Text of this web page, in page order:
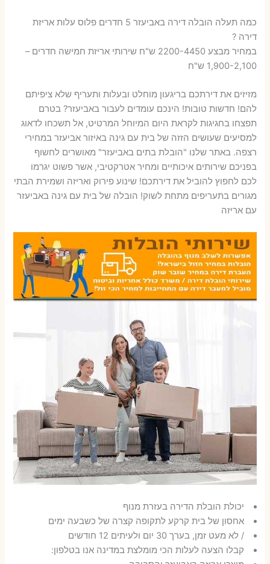
כמה תעלה הובלה דירה באביעזר 5 חדרים פלוס עלות אריזת
דירה ?
במחיר מבצע 2200-4450 ש"ח שירותי אריזת חמישה חדרים –
1,900-2,100 ש"ח
מזיזים את דירתכם בריגעון מוחלט ובעלות ותעריף שלא ציפיתם
להם! חדשות טובות! הינכם עומדים לעבור באביעזר? בטרם
תפצחו בחגיגות לקראת היום המיוחל המרטיט, אל תשכחו לדאוג
למסיעים שעושים הזזה של בית עם גינה באיזור אביעזר במחירי
רצפה. באתר שלנו "הובלת בתים באביעזר" מאושרים לחשוף
בפניכם שירותים איכותיים ומחיר אטרקטיבי, אשר פשוט יגרמו
לכם לחפוץ להוביל את דירתכם! שינוע פירוק ואריזה ושמירת הבתי
מגורים בתעריפים מתחת לשוק! הובלה של בית עם גינה באביעזר
עם אריזה
יכולת הובלת הדירה בעזרת מנוף
אחסון של בית קרקע לתקופה קצרה של כשבעה ימים
/ לא מעט זמן, בערך 30 יום ולעיתים 12 חודשים
קבלו הצעה לעלות הכי מומלצת במדינה אנו בטלפון: